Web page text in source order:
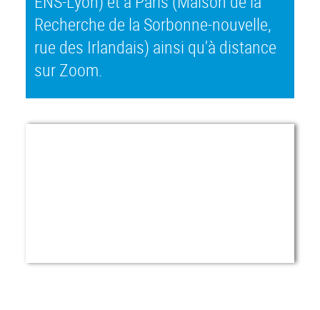
Recherche de la Sorbonne-nouvelle,
rue des Irlandais) ainsi qu'à distance
sur Zoom.